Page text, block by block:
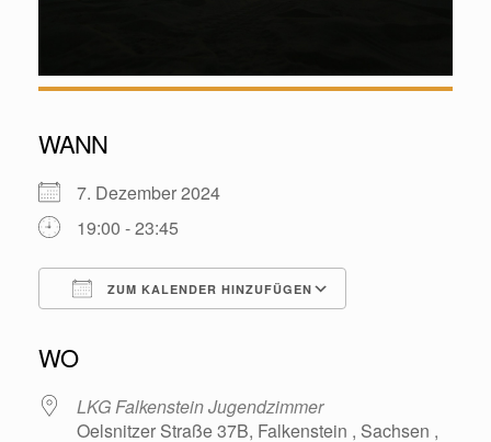
WANN
7. Dezember 2024
19:00 - 23:45
ZUM KALENDER HINZUFÜGEN
WO
LKG Falkenstein Jugendzimmer
Oelsnitzer Straße 37B, Falkenstein , Sachsen ,